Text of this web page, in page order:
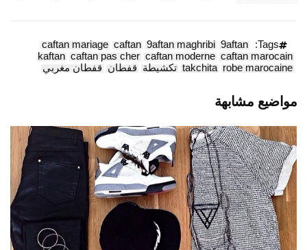
Tags:
9aftan
9aftan maghribi
caftan
caftan mariage
caftan marocain
caftan moderne
caftan pas cher
kaftan
robe marocaine
takchita تكشيطة قفطان قفطان مغربي
مواضيع مشابهة